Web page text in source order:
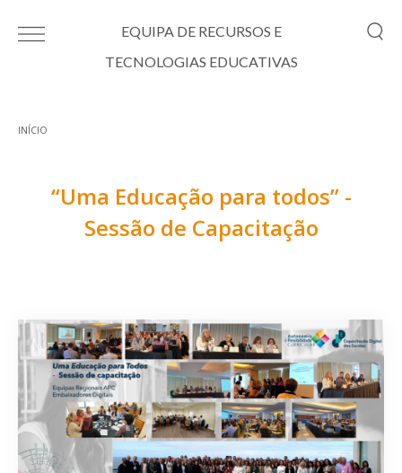
EQUIPA DE RECURSOS E
TECNOLOGIAS EDUCATIVAS
INÍCIO
“Uma Educação para todos” -
Sessão de Capacitação